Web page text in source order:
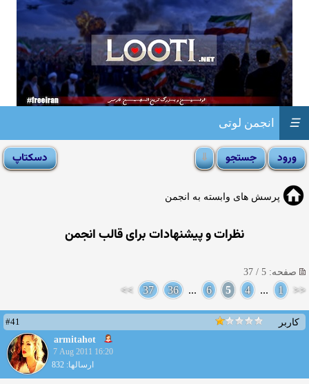
انجمن لوتی ☰
پرسش های وابسته به انجمن
نظرات و پیشنهادات برای قالب انجمن
صفحه: 5 / 37
<<
1
...
4
5
6
...
36
37
>>
کاربر
#41
armitahot
7 Aug 2011 16:20
ارسالها: 832